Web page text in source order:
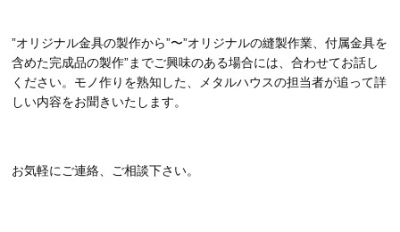
”オリジナル金具の製作から”〜”オリジナルの縫製作業、付属金具を
含めた完成品の製作”までご興味のある場合には、合わせてお話し
ください。モノ作りを熟知した、メタルハウスの担当者が追って詳
しい内容をお聞きいたします。
お気軽にご連絡、ご相談下さい。